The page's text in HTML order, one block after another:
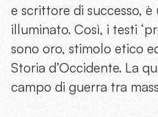
e scrittore di successo,
illuminato. Così, i testi
sono oro, stimolo etico
Storia d’Occidente. La
campo di guerra tra